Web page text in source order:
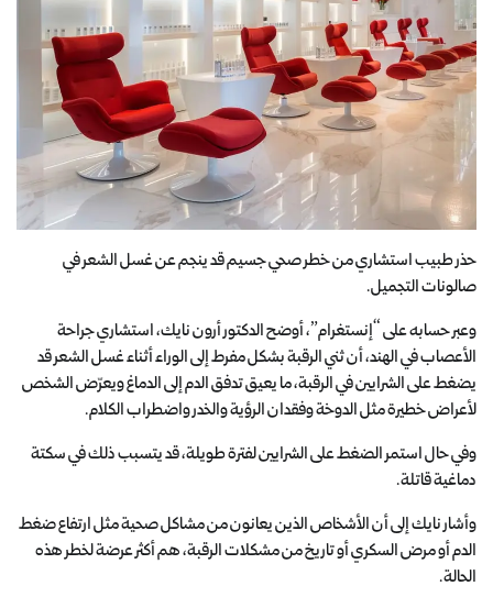
حذر طبيب استشاري من خطر صحي جسيم قد ينجم عن غسل الشعر في
صالونات التجميل.
وعبر حسابه على “إنستغرام”، أوضح الدكتور أرون نايك، استشاري جراحة
الأعصاب في الهند، أن ثني الرقبة بشكل مفرط إلى الوراء أثناء غسل الشعر قد
يضغط على الشرايين في الرقبة، ما يعيق تدفق الدم إلى الدماغ ويعرّض الشخص
لأعراض خطيرة مثل الدوخة وفقدان الرؤية والخدر واضطراب الكلام.
وفي حال استمر الضغط على الشرايين لفترة طويلة، قد يتسبب ذلك في سكتة
دماغية قاتلة.
وأشار نايك إلى أن الأشخاص الذين يعانون من مشاكل صحية مثل ارتفاع ضغط
الدم أو مرض السكري أو تاريخ من مشكلات الرقبة، هم أكثر عرضة لخطر هذه
الحالة.